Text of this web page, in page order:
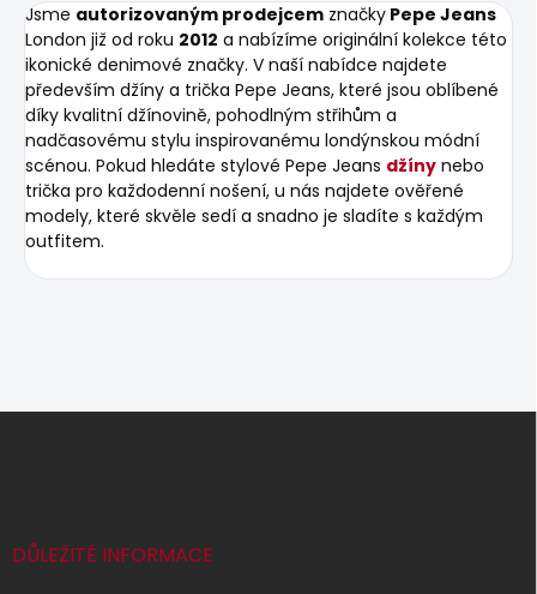
Jsme autorizovaným prodejcem značky Pepe Jeans
London již od roku 2012 a nabízíme originální kolekce této
ikonické denimové značky. V naší nabídce najdete
především džíny a trička Pepe Jeans, které jsou oblíbené
díky kvalitní džínovině, pohodlným střihům a
nadčasovému stylu inspirovanému londýnskou módní
scénou. Pokud hledáte stylové Pepe Jeans džíny nebo
trička pro každodenní nošení, u nás najdete ověřené
modely, které skvěle sedí a snadno je sladíte s každým
outfitem.
Z
DŮLEŽITÉ INFORMACE